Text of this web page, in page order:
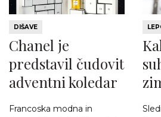
DIŠAVE
Chanel je
predstavil čudovit
adventni koledar
Francoska modna in